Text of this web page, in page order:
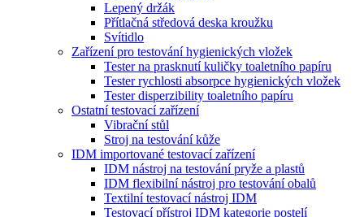
Lepený držák
Přítlačná středová deska kroužku
Svítidlo
Zařízení pro testování hygienických vložek
Tester na prasknutí kuličky toaletního papíru
Tester rychlosti absorpce hygienických vložek
Tester disperzibility toaletního papíru
Ostatní testovací zařízení
Vibrační stůl
Stroj na testování kůže
IDM importované testovací zařízení
IDM nástroj na testování pryže a plastů
IDM flexibilní nástroj pro testování obalů
Textilní testovací nástroj IDM
Testovací přístroj IDM kategorie postelí